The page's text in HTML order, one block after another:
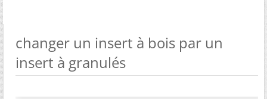
changer un insert à bois par un
insert à granulés